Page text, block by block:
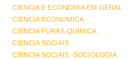
CIENCIA E ECONOMIA EM GERAL
CIENCIA ECONOMICA
CIENCIA PURAS-QUIMICA
CIENCIA SOCIAIS
CIENCIA SOCIAIS -SOCIOLOGIA